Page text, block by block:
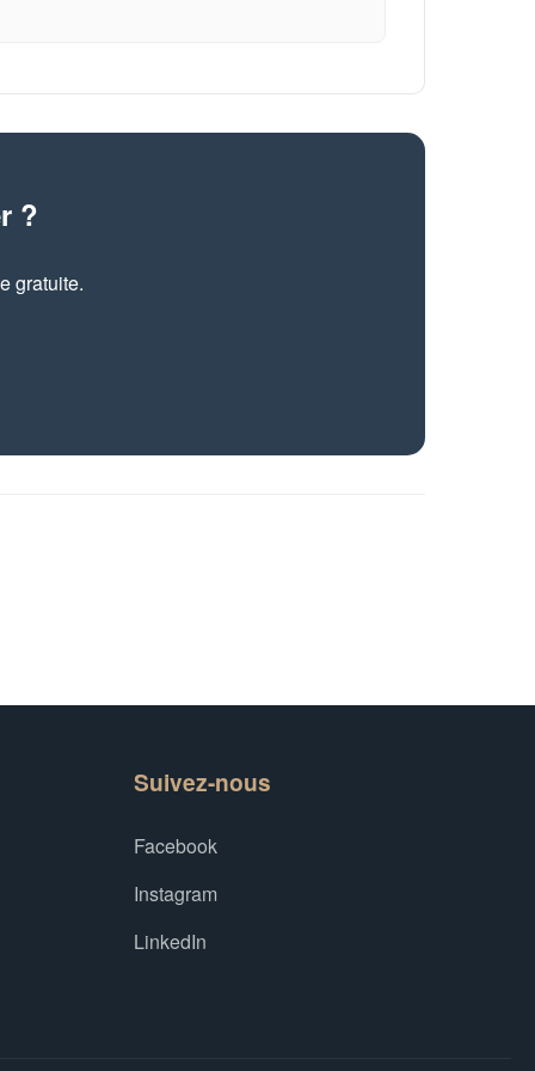
?
gratuite.
Suivez-nous
Facebook
Instagram
LinkedIn